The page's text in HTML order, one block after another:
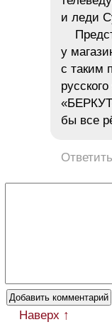
и леди
у
с таким
бы все
Ответить
Наверх ↑